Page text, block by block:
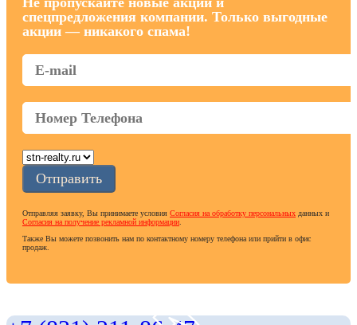
спецпредложения компании. Только выгодные
акции — никакого спама!
Отправляя заявку, Вы принимаете условия Согласия на обработку персональных данных и
Согласия на получение рекламной информации
Также Вы можете позвонить нам по контактному номеру телефона или прийти в офис
продаж.